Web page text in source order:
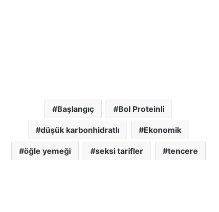
Başlangıç Bol Proteinli
düşük karbonhidratlı Ekonomik
öğle yemeği seksi tarifler tencere